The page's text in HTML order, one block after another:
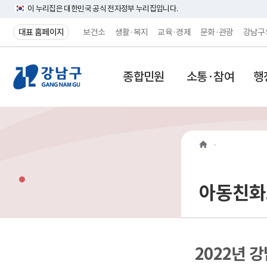
이 누리집은 대한민국 공식 전자정부 누리집입니다.
대표 홈페이지 보건소 생활·복지 교육·경제 문화·관광 강남구
강
남
이
지
종합민원 소통·참여 행
아동친
2022년 강